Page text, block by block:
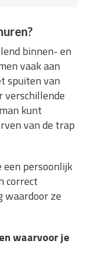
binnen- en
vaak aan
spuiten van
verschillende
kunt
van de trap
een persoonlijk
correct
waardoor ze
waarvoor je